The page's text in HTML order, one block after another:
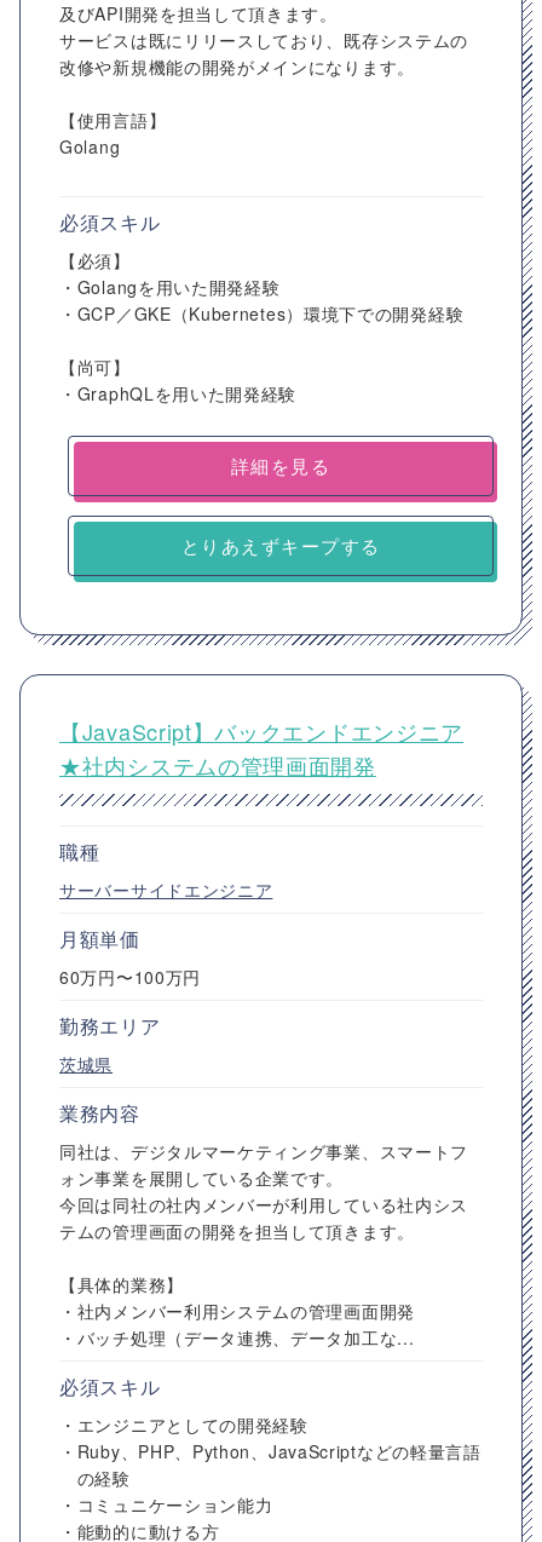
及びAPI開発を担当して頂きます。
サービスは既にリリースしており、既存システムの
改修や新規機能の開発がメインになります。
【使用言語】
Golang
必須スキル
【必須】
・Golangを用いた開発経験
・GCP／GKE（Kubernetes）環境下での開発経験
【尚可】
・GraphQLを用いた開発経験
詳細を見る
とりあえずキープする
【JavaScript】バックエンドエンジニア
★社内システムの管理画面開発
職種
サーバーサイドエンジニア
月額単価
60万円〜100万円
勤務エリア
茨城県
業務内容
同社は、デジタルマーケティング事業、スマートフ
ォン事業を展開している企業です。
今回は同社の社内メンバーが利用している社内シス
テムの管理画面の開発を担当して頂きます。
【具体的業務】
・社内メンバー利用システムの管理画面開発
・バッチ処理（データ連携、データ加工な...
必須スキル
・エンジニアとしての開発経験
・Ruby、PHP、Python、JavaScriptなどの軽量言語
の経験
・コミュニケーション能力
・能動的に動ける方